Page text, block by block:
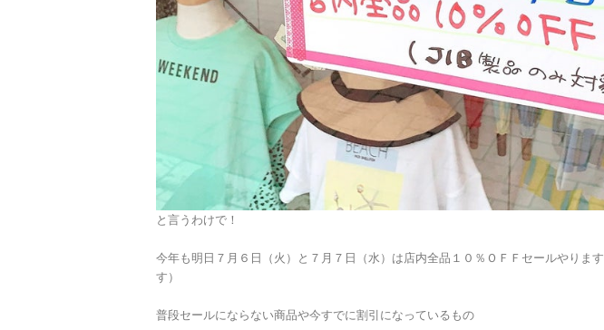
と言うわけで！
今年も明日７月６日（火）と７月７日（水）は店内全品１０％ＯＦＦセールやります
す）
普段セールにならない商品や今すでに割引になっているもの